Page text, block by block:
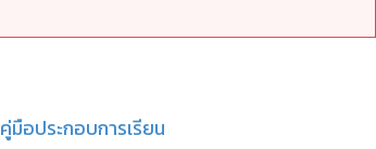
คู่มือประกอบการเรียน